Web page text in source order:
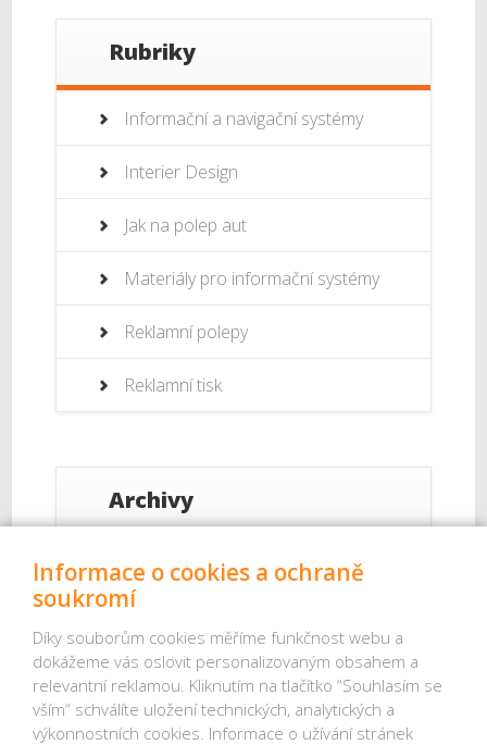
Rubriky
Informační a navigační systémy
Interier Design
Jak na polep aut
Materiály pro informační systémy
Reklamní polepy
Reklamní tisk
Archivy
Září 2017
Červenec 2017
Červenec 2013
Informace o cookies a ochraně
soukromí
Díky souborům cookies měříme funkčnost webu a
dokážeme vás oslovit personalizovaným obsahem a
relevantní reklamou. Kliknutím na tlačítko “Souhlasím se
vším“ schválíte uložení technických, analytických a
výkonnostních cookies. Informace o užívání stránek